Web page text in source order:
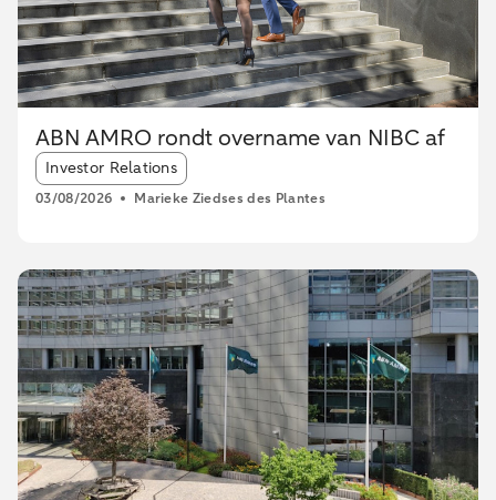
ABN AMRO rondt overname van NIBC af
Article tags:
Investor Relations
03/08/2026 Marieke Ziedses des Plantes